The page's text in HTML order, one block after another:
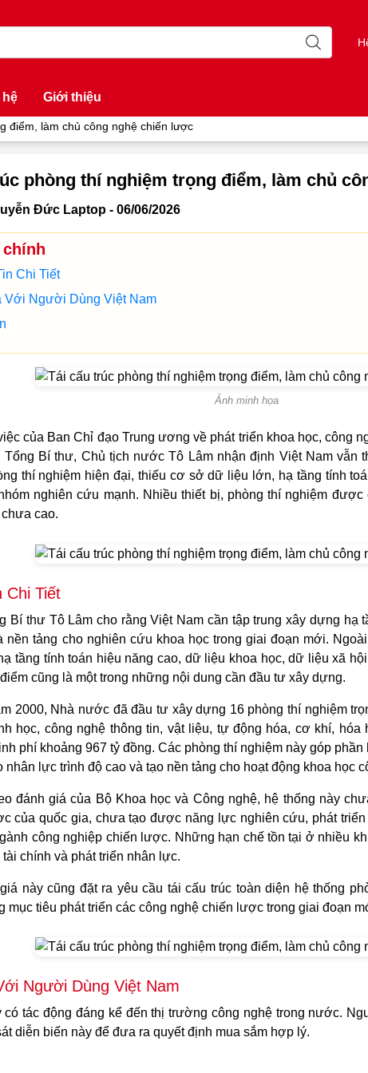
hệ Giới thiệu
điểm, làm chủ công nghệ chiến lược
phòng thí nghiệm trọng điểm, làm chủ
Đức Laptop - 06/06/2026
chính
Chi Tiết
Với Người Dùng Việt Nam
Ảnh minh họa
của Ban Chỉ đạo Trung ương về phát triển khoa học, công
Tổng Bí thư, Chủ tịch nước Tô Lâm nhận định Việt Nam vẫn
thí nghiệm hiện đại, thiếu cơ sở dữ liệu lớn, hạ tầng tính
nghiên cứu mạnh. Nhiều thiết bị, phòng thí nghiệm
cao.
Chi Tiết
Bí thư Tô Lâm cho rằng Việt Nam cần tập trung xây dựng hạ
nền tảng cho nghiên cứu khoa học trong giai đoạn mới.
tầng tính toán hiệu năng cao, dữ liệu khoa học, dữ liệu xã
cũng là một trong những nội dung cần đầu tư xây dựng.
2000, Nhà nước đã đầu tư xây dựng 16 phòng thí nghiệm
học, công nghệ thông tin, vật liệu, tự động hóa, cơ khí,
phí khoảng 967 tỷ đồng. Các phòng thí nghiệm này góp
nhân lực trình độ cao và tạo nền tảng cho hoạt động khoa học
đánh giá của Bộ Khoa học và Công nghệ, hệ thống này
của quốc gia, chưa tạo được năng lực nghiên cứu, phát
công nghiệp chiến lược. Những hạn chế tồn tại ở nhiều
chính và phát triển nhân lực.
này cũng đặt ra yêu cầu tái cấu trúc toàn diện hệ thống
mục tiêu phát triển các công nghệ chiến lược trong giai đoạn
Người Dùng Việt Nam
có tác động đáng kể đến thị trường công nghệ trong nước.
diễn biến này để đưa ra quyết định mua sắm hợp lý.